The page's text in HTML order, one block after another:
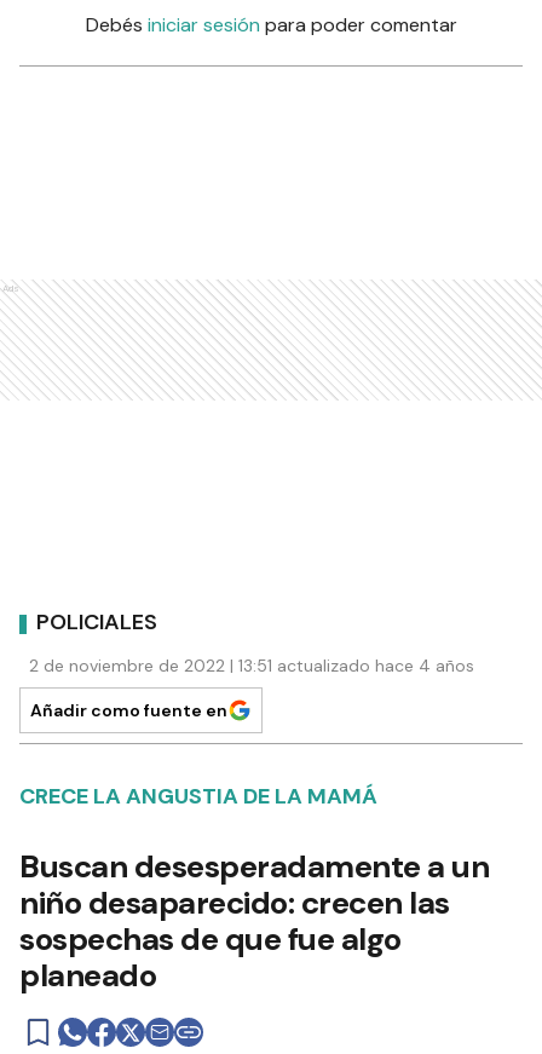
Debés iniciar sesión para poder comentar
Ads
POLICIALES
2 de noviembre de 2022 | 13:51 actualizado hace 4 años
Añadir como fuente en
CRECE LA ANGUSTIA DE LA MAMÁ
Buscan desesperadamente a un
niño desaparecido: crecen las
sospechas de que fue algo
planeado